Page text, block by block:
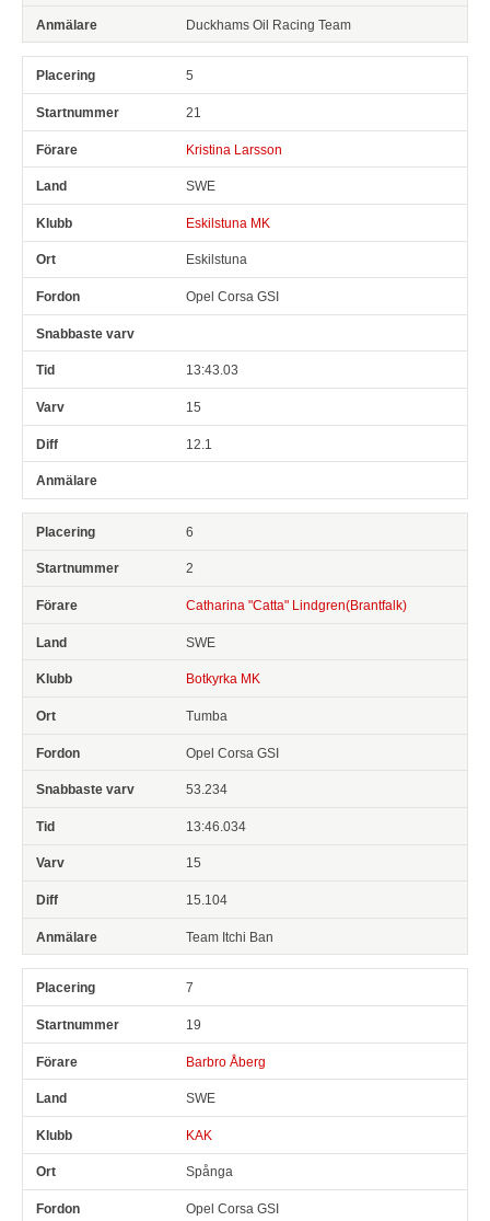
Duckhams Oil Racing Team
5
21
Kristina Larsson
SWE
Eskilstuna MK
Eskilstuna
Opel Corsa GSI
13:43.03
15
12.1
6
2
Catharina "Catta" Lindgren(Brantfalk)
SWE
Botkyrka MK
Tumba
Opel Corsa GSI
53.234
13:46.034
15
15.104
Team Itchi Ban
7
19
Barbro Åberg
SWE
KAK
Spånga
Opel Corsa GSI